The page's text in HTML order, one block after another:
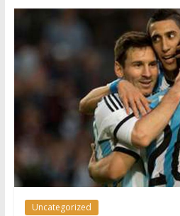
Uncategorized